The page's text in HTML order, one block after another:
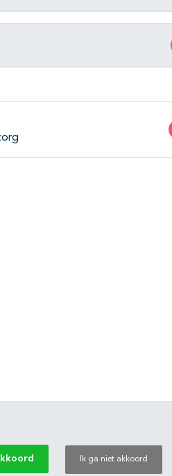
Ik ga niet akkoord